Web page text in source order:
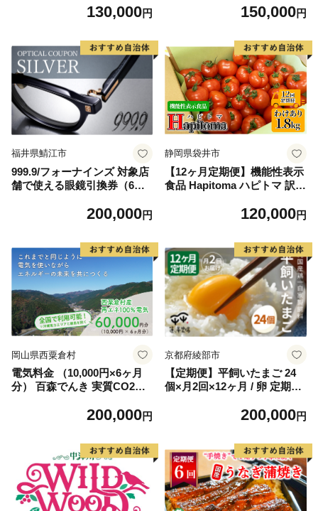
130,000円
ネルカブラック） AL288
150,000円
福井県鯖江市
999.9/フォーナインズ 対象店
舗で使える眼鏡引換券（6万
200,000円
静岡県袋井市
【12ヶ月定期便】機能性表示
食品 Hapitoma ハピトマ 訳あ
海道・沖縄・離島】健康 ヘル
A リコピン トマト 国産 静岡
県産 袋井市産 食材
120,000円
岡山県西粟倉村
電気料金 （10,000円×6ヶ月
分） 百森でんき 実質CO2フ
炭素 ゼロカーボン 岡山県 西
200,000円
京都府綾部市
【定期便】平飼いたまご 24
個×月2回×12ヶ月 / 卵 定期便
uふぁーむ［BSCA020］
200,000円